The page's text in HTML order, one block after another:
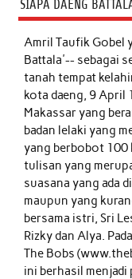
SIAPA DAENG
Amril Taufik Gobel
Battala'-- sebagai
tanah tempat
kota daeng, 9 April
Makassar yang
badan lelaki yang
yang berbobot 100
tulisan yang
suasana yang ada
maupun yang
bersama istri, Sri
Rizky dan Alya.
The Bobs
ini berhasil